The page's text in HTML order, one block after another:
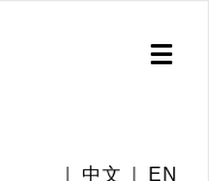
Toggle
中文 EN